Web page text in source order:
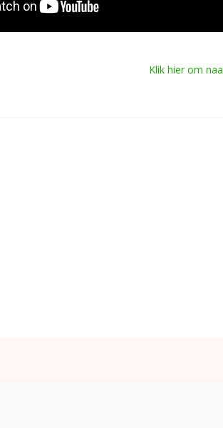
Klik hier om